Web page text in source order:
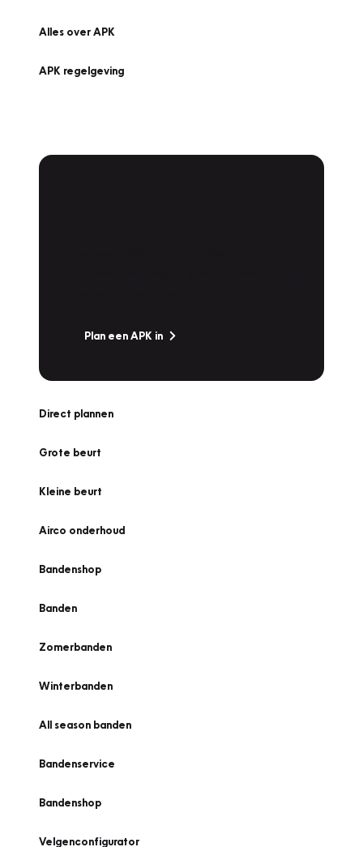
Alles over APK
APK regelgeving
Plan een APK in
Direct plannen
Grote beurt
Kleine beurt
Airco onderhoud
Bandenshop
Banden
Zomerbanden
Winterbanden
All season banden
Bandenservice
Bandenshop
Velgenconfigurator